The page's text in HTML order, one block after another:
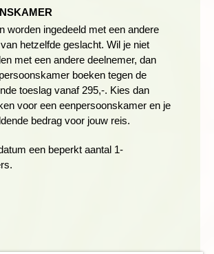
programma maar kun je de dag naar
Ga bijvoorbeeld naar de markt in de
de Mercado of neem een kijkje in de
van de oorspronkelijke architectuur van
vinden is. Ook kun je de openbare bus (ca.
de hoofdstadSanta Cruz de la Palma
haven op de route tussen Europa en
De zestiende eeuw was de bloeitijd als
worden ingedeeld met een andere
hetzelfde geslacht. Wil je niet
met een andere deelnemer, dan
boeken tegen de
toeslag vanaf 295,-. Kies dan
voor een eenpersoonskamer en je
bedrag voor jouw reis.
een beperkt aantal 1-